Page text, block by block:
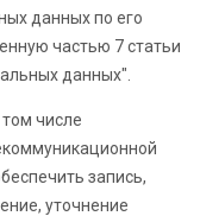
данных по его
частью 7 статьи
данных".
числе
запись,
уточнение